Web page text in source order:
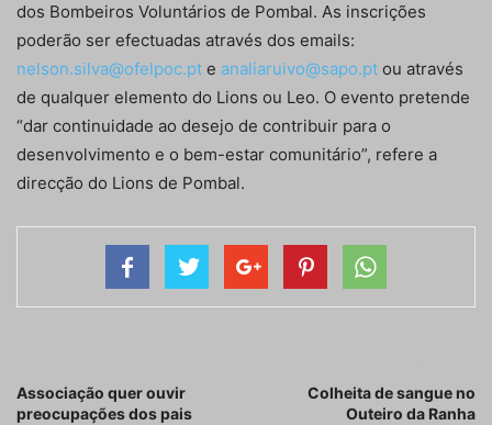
dos Bombeiros Voluntários de Pombal. As inscrições
poderão ser efectuadas através dos emails:
nelson.silva@ofelpoc.pt e analiaruivo@sapo.pt ou através
de qualquer elemento do Lions ou Leo. O evento pretende
“dar continuidade ao desejo de contribuir para o
desenvolvimento e o bem-estar comunitário”, refere a
direcção do Lions de Pombal.
Associação quer ouvir
preocupações dos pais
Colheita de sangue no
Outeiro da Ranha